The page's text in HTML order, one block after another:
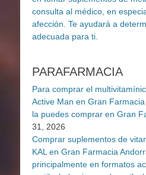
PARAFARMACIA
Para comprar el
Active Man en Gran
la puedes comprar en Gran
31, 2026
Comprar suplementos de
KAL en Gran Farmacia
principalmente en formatos